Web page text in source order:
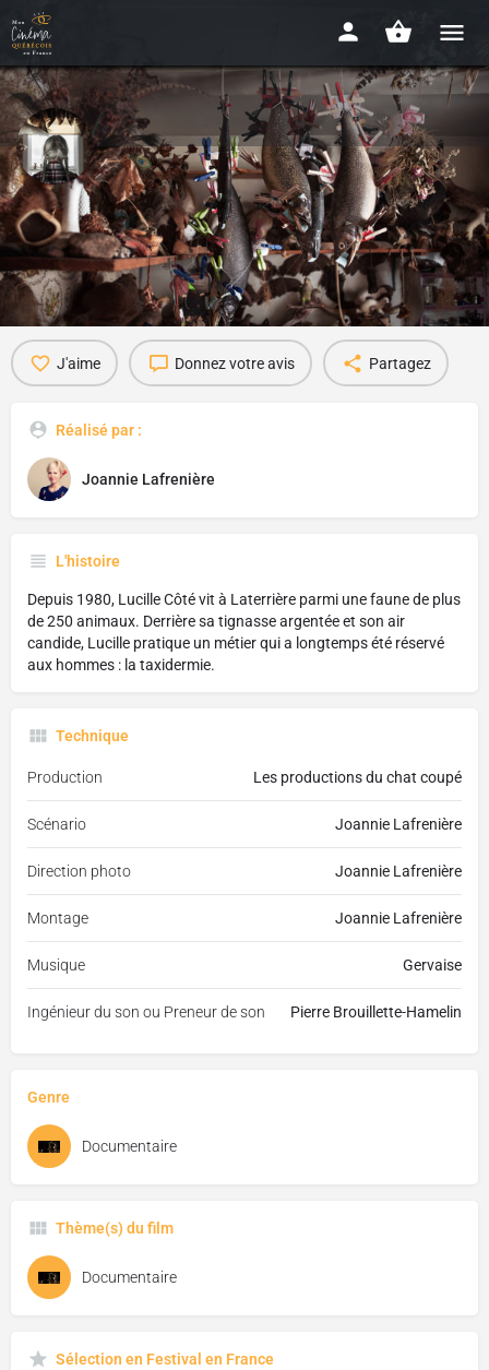
La femme qui a vu l'ours
2014 - 17'30
Détails Vidéo Avis 0
J'aime Donnez votre avis Partagez
Réalisé par :
Joannie Lafrenière
L'histoire
Depuis 1980, Lucille Côté vit à Laterrière parmi une faune de plus
de 250 animaux. Derrière sa tignasse argentée et son air
candide, Lucille pratique un métier qui a longtemps été réservé
aux hommes : la taxidermie.
Technique
Production Les productions du chat coupé
Scénario Joannie Lafrenière
Direction photo Joannie Lafrenière
Montage Joannie Lafrenière
Musique Gervaise
Ingénieur du son ou Preneur de son Pierre Brouillette-Hamelin
Genre
Documentaire
Thème(s) du film
Documentaire
Sélection en Festival en France